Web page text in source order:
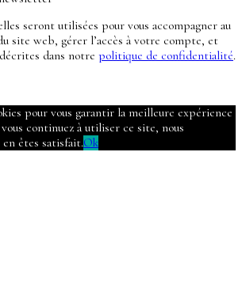
seront utilisées pour vous accompagner au
site web, gérer l’accès à votre compte, et
dans notre politique de confidentialité.
pour vous garantir la meilleure expérience
continuez à utiliser ce site, nous
en êtes satisfait.Ok